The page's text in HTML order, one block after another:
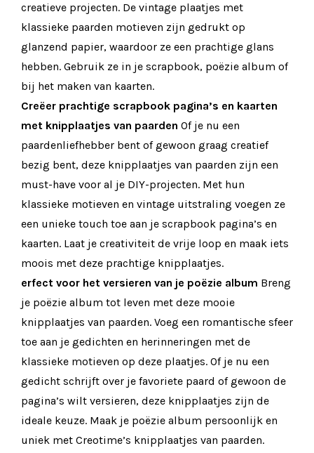
creatieve projecten. De vintage plaatjes met
klassieke paarden motieven zijn gedrukt op
glanzend papier, waardoor ze een prachtige glans
hebben. Gebruik ze in je scrapbook, poëzie album of
bij het maken van kaarten.
Creëer prachtige scrapbook pagina’s en kaarten
met knipplaatjes van paarden Of je nu een
paardenliefhebber bent of gewoon graag creatief
bezig bent, deze knipplaatjes van paarden zijn een
must-have voor al je DIY-projecten. Met hun
klassieke motieven en vintage uitstraling voegen ze
een unieke touch toe aan je scrapbook pagina’s en
kaarten. Laat je creativiteit de vrije loop en maak iets
moois met deze prachtige knipplaatjes.
erfect voor het versieren van je poëzie album Breng
je poëzie album tot leven met deze mooie
knipplaatjes van paarden. Voeg een romantische sfeer
toe aan je gedichten en herinneringen met de
klassieke motieven op deze plaatjes. Of je nu een
gedicht schrijft over je favoriete paard of gewoon de
pagina’s wilt versieren, deze knipplaatjes zijn de
ideale keuze. Maak je poëzie album persoonlijk en
uniek met Creotime’s knipplaatjes van paarden.